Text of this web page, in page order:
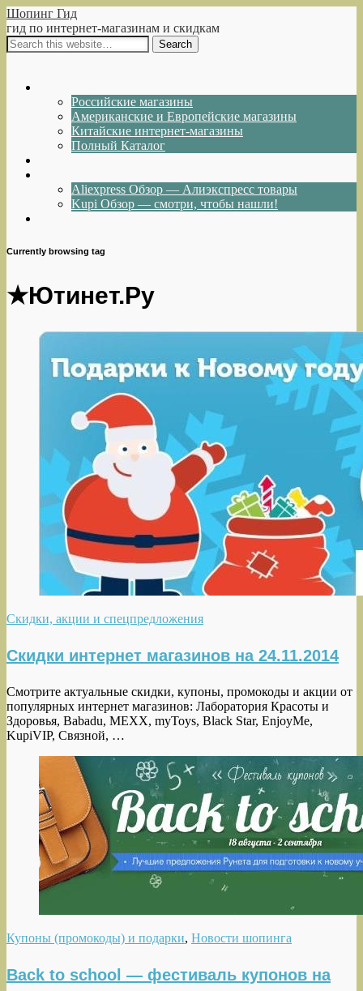
Шопинг Гид
гид по интернет-магазинам и скидкам
Российские магазины
Американские и Европейские магазины
Китайские интернет-магазины
Полный Каталог
Aliexpress Обзор — Алиэкспресс товары
Kupi Обзор — смотри, чтобы нашли!
Currently browsing tag
★Ютинет.Ру
Скидки, акции и спецпредложения
Скидки интернет магазинов на 24.11.2014
Смотрите актуальные скидки, купоны, промокоды и акции от
популярных интернет магазинов: Лаборатория Красоты и
Здоровья, Babadu, MEXX, myToys, Black Star, EnjoyMe,
KupiVIP, Связной, …
Купоны (промокоды) и подарки, Новости шопинга
Back to school — фестиваль купонов на